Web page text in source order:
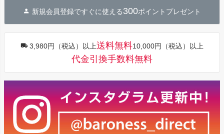
へ
新規会員登録ですぐに使える300ポイントプレゼント
3,980円（税込）以上送料無料10,000円（税込）以上
代金引換手数料無料